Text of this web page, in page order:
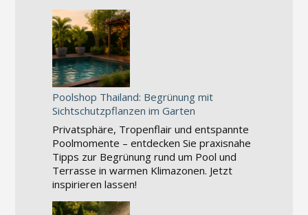
Poolshop Thailand: Begrünung mit
Sichtschutzpflanzen im Garten
Privatsphäre, Tropenflair und entspannte
Poolmomente – entdecken Sie praxisnahe
Tipps zur Begrünung rund um Pool und
Terrasse in warmen Klimazonen. Jetzt
inspirieren lassen!